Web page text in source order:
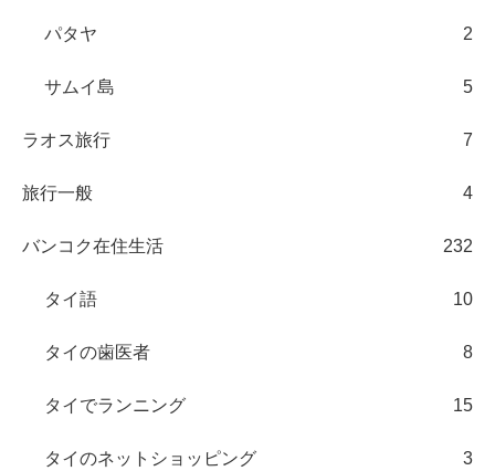
パタヤ 2
サムイ島 5
ラオス旅行 7
旅行一般 4
バンコク在住生活 232
タイ語 10
タイの歯医者 8
タイでランニング 15
タイのネットショッピング 3